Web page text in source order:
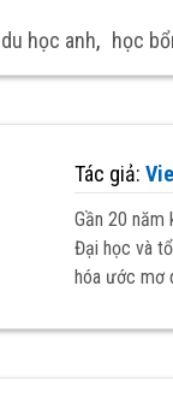
du học anh, học
Tác giả:
Gần 20
Đại học và
hóa ước mơ